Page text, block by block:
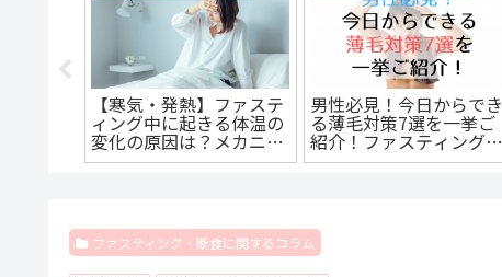
【寒気・発熱】ファステ
ィング中に起きる体温の
変化の原因は？メカニズ
ムと対処法を解説します
男性必見！今日からでき
る薄毛対策7選を一挙ご
紹介！ファスティングも
効果がある！？
ファスティング・断食に関するコラム